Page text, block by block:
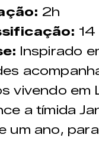
2h
14
Inspirado
vivendo em
a tímida
um ano,